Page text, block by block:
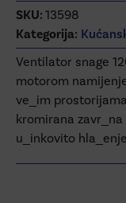
SKU: 13598
Kategorija:
Ventilator snage
motorom
ve_im
kromirana
u_inkovito